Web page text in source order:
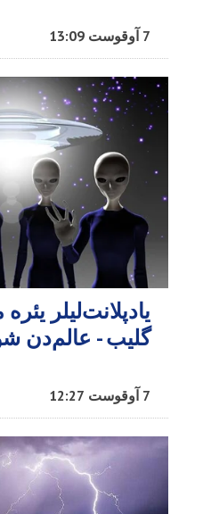
7 آوقوست 13:09
یادپلانت‌لیلر
گلیب - عالم‌دن
7 آوقوست 12:27